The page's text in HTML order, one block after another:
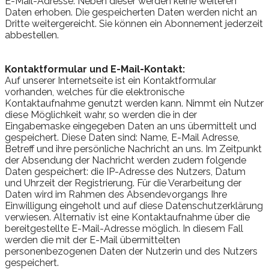
Daten erhoben. Die gespeicherten Daten werden nicht an
Dritte weitergereicht. Sie können ein Abonnement jederzeit
abbestellen.
Kontaktformular und E-Mail-Kontakt:
Auf unserer Internetseite ist ein Kontaktformular
vorhanden, welches für die elektronische
Kontaktaufnahme genutzt werden kann. Nimmt ein Nutzer
diese Möglichkeit wahr, so werden die in der
Eingabemaske eingegeben Daten an uns übermittelt und
gespeichert. Diese Daten sind: Name, E-Mail Adresse,
Betreff und ihre persönliche Nachricht an uns. Im Zeitpunkt
der Absendung der Nachricht werden zudem folgende
Daten gespeichert: die IP-Adresse des Nutzers, Datum
und Uhrzeit der Registrierung. Für die Verarbeitung der
Daten wird im Rahmen des Absendevorgangs Ihre
Einwilligung eingeholt und auf diese Datenschutzerklärung
verwiesen. Alternativ ist eine Kontaktaufnahme über die
bereitgestellte E-Mail-Adresse möglich. In diesem Fall
werden die mit der E-Mail übermittelten
personenbezogenen Daten der Nutzerin und des Nutzers
gespeichert.